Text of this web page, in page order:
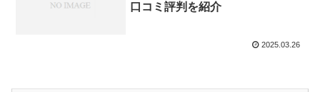
口コミ評判を紹介
2025.03.26